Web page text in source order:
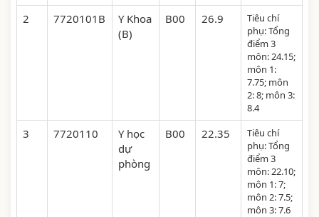
2 7720101B
Y Khoa
(B)
B00 26.9
Tiêu chí
phụ: Tổng
điểm 3
môn: 24.15;
môn 1:
7.75; môn
2: 8; môn 3:
8.4
3 7720110
Y học
dự
phòng
B00 22.35
Tiêu chí
phụ: Tổng
điểm 3
môn: 22.10;
môn 1: 7;
môn 2: 7.5;
môn 3: 7.6